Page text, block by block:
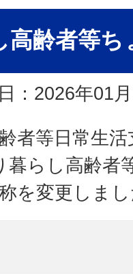
高齢者等
：2026年01
者等日常生
暮らし高齢者
を変更しま